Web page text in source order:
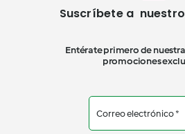
Suscríbete a
Entérate primero de
promociones